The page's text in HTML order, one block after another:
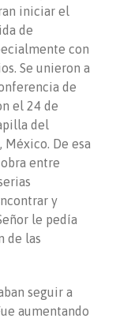
iniciar el
de
con
Se unieron a
de
el 24 de
del
De esa
entre
y
le pedía
de las
seguir a
aumentando